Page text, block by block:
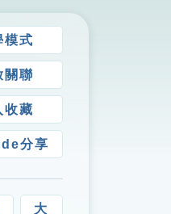
模式
關聯
收藏
分享
大